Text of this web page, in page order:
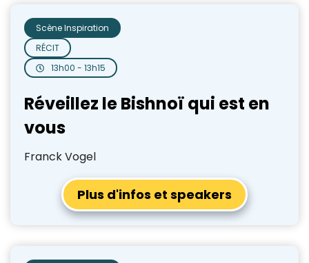
13h00 - 13h15
RÉCIT
Scène Inspiration
Réveillez le Bishnoï qui est en
vous
Franck Vogel
Plus d'infos et speakers